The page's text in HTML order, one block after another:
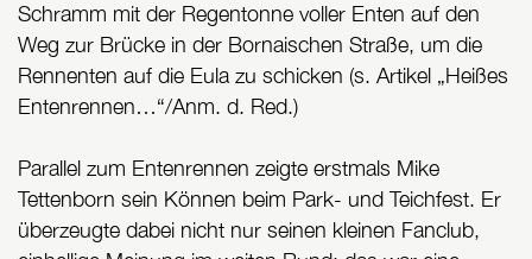
Schramm mit der Regentonne voller Enten auf den
Weg zur Brücke in der Bornaischen Straße, um die
Rennenten auf die Eula zu schicken (s. Artikel „Heißes
Entenrennen…“/Anm. d. Red.)
Parallel zum Entenrennen zeigte erstmals Mike
Tettenborn sein Können beim Park- und Teichfest. Er
überzeugte dabei nicht nur seinen kleinen Fanclub,